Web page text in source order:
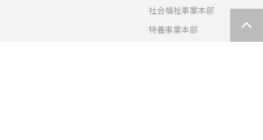
社会福祉事業本部
特養事業本部